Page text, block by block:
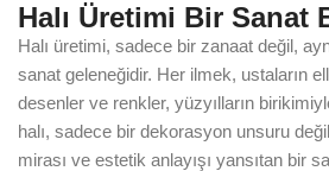
Halı Üretimi Bir Sanat
Halı üretimi, sadece bir zanaat değil,
sanat geleneğidir. Her ilmek, ustaların
desenler ve renkler, yüzyılların
halı, sadece bir dekorasyon unsuru
mirası ve estetik anlayışı yansıtan bir